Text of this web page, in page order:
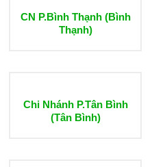
CN P.Bình Thạnh (Bình
Thạnh)
Chi Nhánh P.Tân Bình
(Tân Bình)